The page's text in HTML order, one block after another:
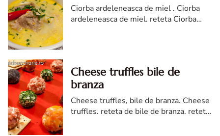
Ciorba ardeleneasca de miel . Ciorba
ardeleneasca de miel. reteta Ciorba
Cheese truffles bile de
branza
Cheese truffles, bile de branza. Cheese
truffles. reteta de bile de branza. reteta